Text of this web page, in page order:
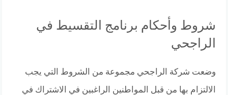
شروط وأحكام برنامج التقسيط في
الراجحي
وضعت شركة الراجحي مجموعة من الشروط التي يجب
الالتزام بها من قبل المواطنين الراغبين في الاشتراك في